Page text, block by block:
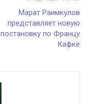
Марат Раимкулов
представляет новую
постановку по Францу
Кафке